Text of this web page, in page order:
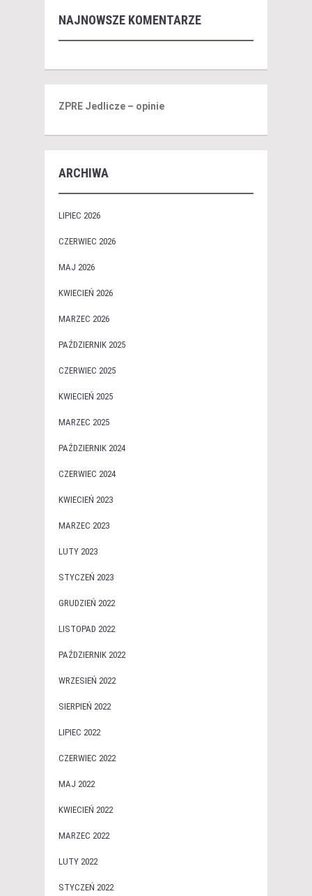
NAJNOWSZE KOMENTARZE
ZPRE Jedlicze – opinie
ARCHIWA
LIPIEC 2026
CZERWIEC 2026
MAJ 2026
KWIECIEŃ 2026
MARZEC 2026
PAŹDZIERNIK 2025
CZERWIEC 2025
KWIECIEŃ 2025
MARZEC 2025
PAŹDZIERNIK 2024
CZERWIEC 2024
KWIECIEŃ 2023
MARZEC 2023
LUTY 2023
STYCZEŃ 2023
GRUDZIEŃ 2022
LISTOPAD 2022
PAŹDZIERNIK 2022
WRZESIEŃ 2022
SIERPIEŃ 2022
LIPIEC 2022
CZERWIEC 2022
MAJ 2022
KWIECIEŃ 2022
MARZEC 2022
LUTY 2022
STYCZEŃ 2022